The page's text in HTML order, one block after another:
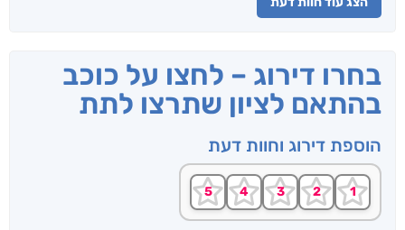
בחרו דירוג – לחצו על כוכב
בהתאם לציון שתרצו לתת
הוספת דירוג וחוות דעת